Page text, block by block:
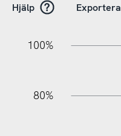
Hjälp Exportera
80%
100%